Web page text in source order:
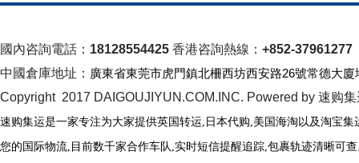
國內咨詢電話： 18128554425 香港咨詢熱線： +852-37961277
中國倉庫地址： 廣東省東莞市虎門鎮北柵西坊西安路26號常德大
Copyright 2017 DAIGOUJIYUN.COM.INC. Powered by 速购
速购集运是一家专注为大家提供英国转运,日本代购,美国海淘以及淘宝集
您的国际物流, 目前数千家合作车队,实时短信提醒追踪,包裹轨迹清晰可